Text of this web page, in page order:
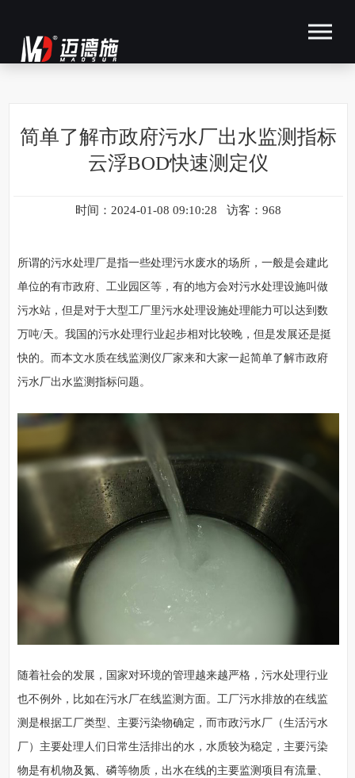
简单了解市政府污水厂出水监测指标
云浮BOD快速测定仪
时间：2024-01-08 09:10:28 访客：968
所谓的污水处理厂是指一些处理污水废水的场所，一般是会建此
单位的有市政府、工业园区等，有的地方会对污水处理设施叫做
污水站，但是对于大型工厂里污水处理设施处理能力可以达到数
万吨/天。我国的污水处理行业起步相对比较晚，但是发展还是挺
快的。而本文水质在线监测仪厂家来和大家一起简单了解市政府
污水厂出水监测指标问题。
随着社会的发展，国家对环境的管理越来越严格，污水处理行业
也不例外，比如在污水厂在线监测方面。工厂污水排放的在线监
测是根据工厂类型、主要污染物确定，而市政污水厂（生活污水
厂）主要处理人们日常生活排出的水，水质较为稳定，主要污染
物是有机物及氮、磷等物质，出水在线的主要监测项目有流量、